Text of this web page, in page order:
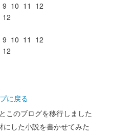
9 10 11 12
12
9 10 11 12
12
に戻る
このブログを移行しました
した小説を書かせてみた